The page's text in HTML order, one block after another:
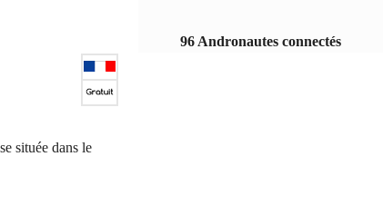
située dans le
96 Andronautes connectés